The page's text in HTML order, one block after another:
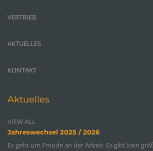
VERTRIEB
AKTUELLES
KONTAKT
Aktuelles
VIEW ALL
Jahreswechsel 2025 / 2026
Es geht um Freude an der Arbeit. Es gibt kein